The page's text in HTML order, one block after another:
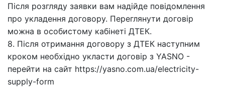
Після розгляду заявки вам надійде повідомлення
про укладення договору. Переглянути договір
можна в особистому кабінеті ДТЕК.
8. Після отримання договору з ДТЕК наступним
кроком необхідно укласти договір з YASNO -
перейти на сайт https://yasno.com.ua/electricity-
supply-form